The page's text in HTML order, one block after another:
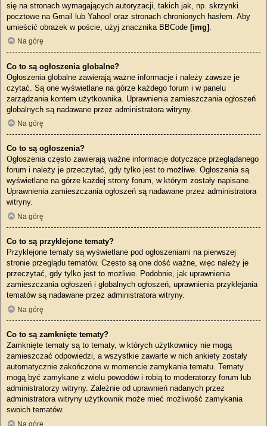
się na stronach wymagających autoryzacji, takich jak, np. skrzynki
pocztowe na Gmail lub Yahoo! oraz stronach chronionych hasłem. Aby
umieścić obrazek w poście, użyj znacznika BBCode [img]
Na górę
Co to są ogłoszenia globalne?
Ogłoszenia globalne zawierają ważne informacje i należy zawsze je
czytać. Są one wyświetlane na górze każdego forum i w panelu
zarządzania kontem użytkownika. Uprawnienia zamieszczania ogłoszeń
globalnych są nadawane przez administratora witryny.
Na górę
Co to są ogłoszenia?
Ogłoszenia często zawierają ważne informacje dotyczące przeglądanego
forum i należy je przeczytać, gdy tylko jest to możliwe. Ogłoszenia są
wyświetlane na górze każdej strony forum, w którym zostały napisane.
Uprawnienia zamieszczania ogłoszeń są nadawane przez administratora
witryny.
Na górę
Co to są przyklejone tematy?
Przyklejone tematy są wyświetlane pod ogłoszeniami na pierwszej
stronie przeglądu tematów. Często są one dość ważne, więc należy je
przeczytać, gdy tylko jest to możliwe. Podobnie, jak uprawnienia
zamieszczania ogłoszeń i globalnych ogłoszeń, uprawnienia przyklejania
tematów są nadawane przez administratora witryny.
Na górę
Co to są zamknięte tematy?
Zamknięte tematy są to tematy, w których użytkownicy nie mogą
zamieszczać odpowiedzi, a wszystkie zawarte w nich ankiety zostały
automatycznie zakończone w momencie zamykania tematu. Tematy
mogą być zamykane z wielu powodów i robią to moderatorzy forum lub
administratorzy witryny. Zależnie od uprawnień nadanych przez
administratora witryny użytkownik może mieć możliwość zamykania
swoich tematów.
Na górę